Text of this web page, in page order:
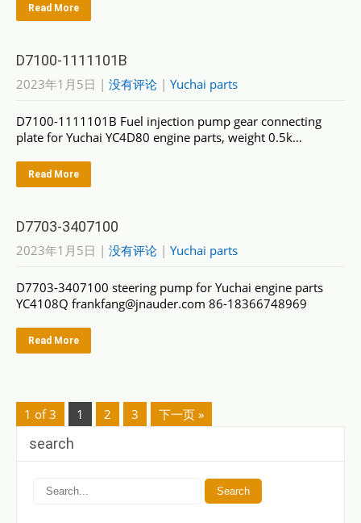
Read More
D7100-1111101B
2023年1月5日 | 没有评论 | Yuchai parts
D7100-1111101B Fuel injection pump gear connecting
plate for Yuchai YC4D80 engine parts, weight 0.5k…
Read More
D7703-3407100
2023年1月5日 | 没有评论 | Yuchai parts
D7703-3407100 steering pump for Yuchai engine parts
YC4108Q frankfang@jnauder.com 86-18366748969
Read More
1 of 3 1 2 3 下一页 »
search